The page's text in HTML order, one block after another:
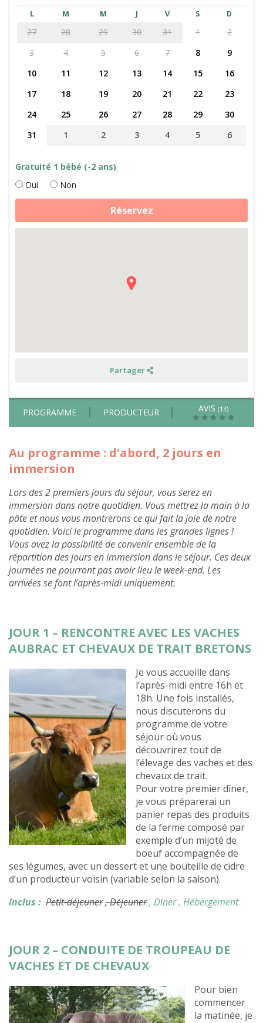
PROGRAMME PRODUCTEUR AVIS (13)
Au programme : d'abord, 2 jours en
immersion
Lors des 2 premiers jours du séjour, vous serez en
immersion dans notre quotidien. Vous mettrez la main à la
pâte et nous vous montrerons ce qui fait la joie de notre
quotidien. Voici le programme dans les grandes lignes !
Vous avez la possibilité de convenir ensemble de la
répartition des jours en immersion dans le séjour. Ces deux
journées ne pourront pas avoir lieu le week-end. Les
arrivées se font l’après-midi uniquement.
JOUR 1 – RENCONTRE AVEC LES VACHES
AUBRAC ET CHEVAUX DE TRAIT BRETONS
Je vous accueille dans
l’après-midi entre 16h et
18h. Une fois installés,
nous discuterons du
programme de votre
séjour où vous
découvrirez tout de
l’élevage des vaches et des
chevaux de trait.
Pour votre premier dîner,
je vous préparerai un
panier repas des produits
de la ferme composé par
exemple d’un mijoté de
boeuf accompagnée de
ses légumes, avec un dessert et une bouteille de cidre
d’un producteur voisin (variable selon la saison).
Inclus : Petit-déjeuner, Déjeuner, Dîner, Hébergement
JOUR 2 – CONDUITE DE TROUPEAU DE
VACHES ET DE CHEVAUX
Pour bien
commencer
la matinée, je
L M M J V S D
27 28 29 30 31 1
2
3
4 5 6 7 8
9
10
11 12 13 14 15
16
17
18 19 20 21 22
23
24
25 26 27 28 29
30
31
1 2 3 4 5 6
Gratuité 1 bébé (-2 ans)
Oui
Non
quantité
Rencontre
des
cheval
Réservez
Partager